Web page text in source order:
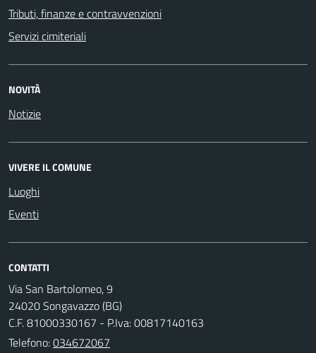
Tributi, finanze e contravvenzioni
Servizi cimiteriali
NOVITÀ
Notizie
VIVERE IL COMUNE
Luoghi
Eventi
CONTATTI
Via San Bartolomeo, 9
24020 Songavazzo (BG)
C.F. 81000330167 - P.Iva: 00817140163
Telefono:034672067